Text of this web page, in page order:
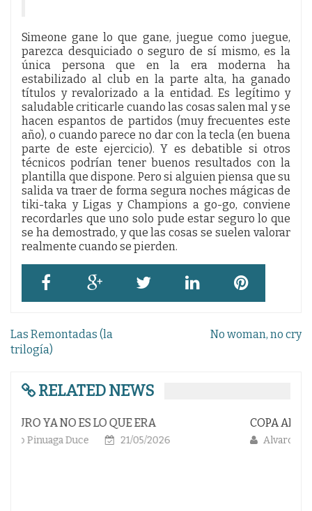
Simeone gane lo que gane, juegue como juegue,
parezca desquiciado o seguro de sí mismo, es la
única persona que en la era moderna ha
estabilizado al club en la parte alta, ha ganado
títulos y revalorizado a la entidad. Es legítimo y
saludable criticarle cuando las cosas salen mal y se
hacen espantos de partidos (muy frecuentes este
año), o cuando parece no dar con la tecla (en buena
parte de este ejercicio). Y es debatible si otros
técnicos podrían tener buenos resultados con la
plantilla que dispone. Pero si alguien piensa que su
salida va traer de forma segura noches mágicas de
tiki-taka y Ligas y Champions a go-go, conviene
recordarles que uno solo pude estar seguro lo que
se ha demostrado, y que las cosas se suelen valorar
realmente cuando se pierden.
Navegación
de
entradas
Las Remontadas (la
trilogía)
No woman, no cry
RELATED NEWS
COPA AMARGA; RESACA NO DESEADA
Alvaro Pinuaga Duce